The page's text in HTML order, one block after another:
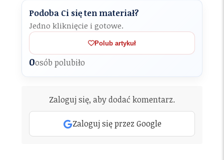
Podoba Ci się ten materiał?
Jedno kliknięcie i gotowe.
Polub artykuł
0osób polubiło
Zaloguj się, aby dodać komentarz.
Zaloguj się przez Google